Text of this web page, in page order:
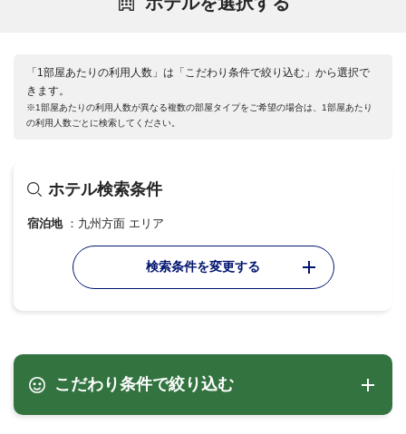
「1部屋あたりの利用人数」は「こだわり条件で絞り込む」から選択で
きます。
※1部屋あたりの利用人数が異なる複数の部屋タイプをご希望の場合は、1部屋あたり
の利用人数ごとに検索してください。
ホテル検索条件
宿泊地 九州方面 エリア
検索条件を変更する
こだわり条件で絞り込む